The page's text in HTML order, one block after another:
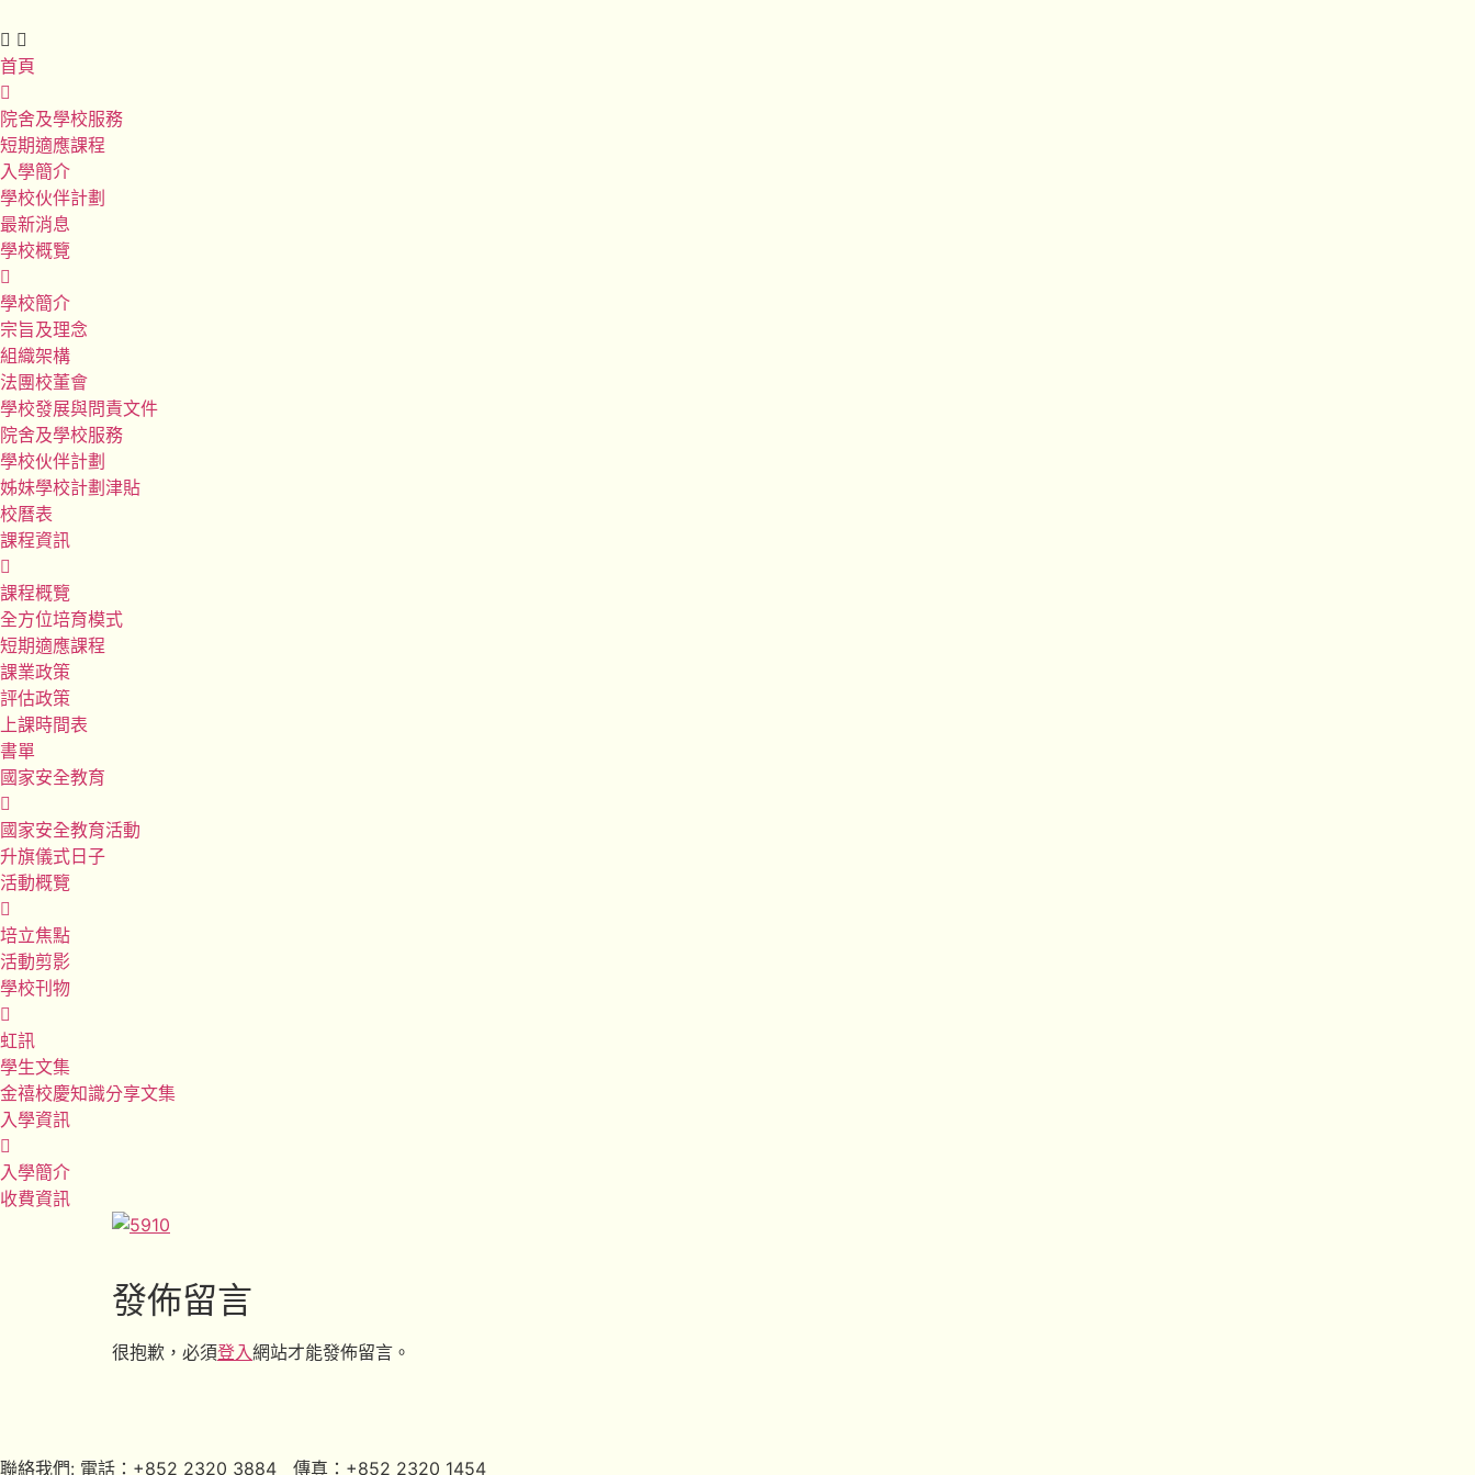
首頁
院舍及學校服務
短期適應課程
入學簡介
學校伙伴計劃
最新消息
學校概覽
學校簡介
宗旨及理念
組織架構
法團校董會
學校發展與問責文件
院舍及學校服務
學校伙伴計劃
姊妹學校計劃津貼
校曆表
課程資訊
課程概覽
全方位培育模式
短期適應課程
課業政策
評估政策
上課時間表
書單
國家安全教育
國家安全教育活動
升旗儀式日子
活動概覽
培立焦點
活動剪影
學校刊物
虹訊
學生文集
金禧校慶知識分享文集
入學資訊
入學簡介
收費資訊
發佈留言
很抱歉，必須登入網站才能發佈留言。
聯絡我們: 電話：+852 2320 3884 傳真：+852 2320 1454